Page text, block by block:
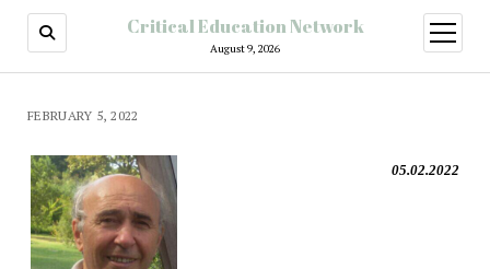
Critical Education Network
August 9, 2026
FEBRUARY 5, 2022
05.02.2022